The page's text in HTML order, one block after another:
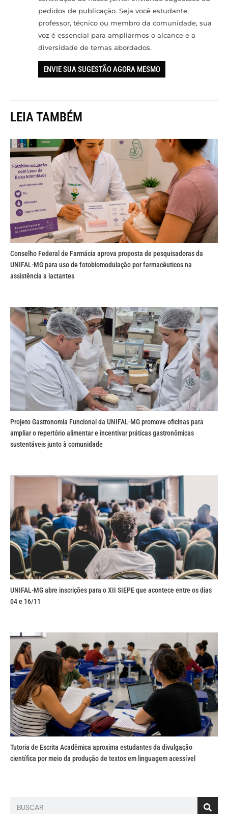
pedidos de publicação. Seja você estudante,
professor, técnico ou membro da comunidade, sua
voz é essencial para ampliarmos o alcance e a
diversidade de temas abordados.
ENVIE SUA SUGESTÃO AGORA MESMO
LEIA TAMBÉM
Conselho Federal de Farmácia aprova proposta de pesquisadoras da
UNIFAL-MG para uso de fotobiomodulação por farmacêuticos na
assistência a lactantes
Projeto Gastronomia Funcional da UNIFAL-MG promove oficinas para
ampliar o repertório alimentar e incentivar práticas gastronômicas
sustentáveis junto à comunidade
UNIFAL-MG abre inscrições para o XII SIEPE que acontece entre os dias
04 e 16/11
Tutoria de Escrita Acadêmica aproxima estudantes da divulgação
científica por meio da produção de textos em linguagem acessível